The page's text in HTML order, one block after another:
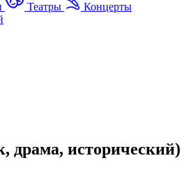
Театры
Концерты
драма, исторический)